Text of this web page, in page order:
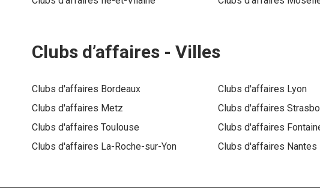
Clubs d’affaires - Villes
Clubs d'affaires Bordeaux Clubs d'affaires Lyon
Clubs d'affaires Metz Clubs d'affaires
Clubs d'affaires Toulouse Clubs d'affaires
Clubs d'affaires La-Roche-sur-Yon Clubs d'affaires Nantes